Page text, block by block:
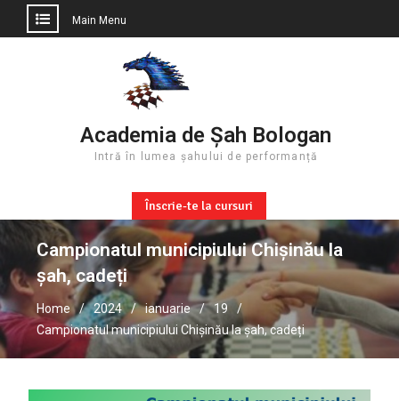
Main Menu
Academia de Șah Bologan
Intră în lumea șahului de performanță
Înscrie-te la cursuri
Campionatul municipiului Chișinău la
șah, cadeți
Home 2024 ianuarie
19
Campionatul municipiului Chișinău la șah, cadeți